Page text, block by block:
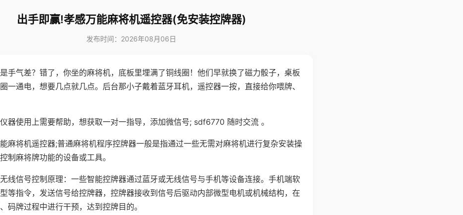
出手即赢!孝感万能麻将机遥控器(免安装控牌器)
发布时间：2026年08月06日
手气差？错了，你坐的麻将机，底板里埋满了铜线圈！他们早就换了磁力骰子，桌板
一通电，想要几点就几点。后台那小子戴着蓝牙耳机，遥控器一按，直接给你喂牌、
器使用上需要帮助，想获取一对一指导，添加微信号; sdf6770 随时交流 。
麻将机遥控器;普通麻将机程序控牌器一般是指通过一些无需对麻将机进行复杂安装操
制麻将牌功能的设备或工具。
线信号控制原理：一些智能控牌器通过蓝牙或无线信号与手机等设备连接。手机端软
等指令，发送信号给控牌器，控牌器接收到信号后驱动内部微型电机或机械结构，在
码牌过程中进行干预，达到控牌目的。